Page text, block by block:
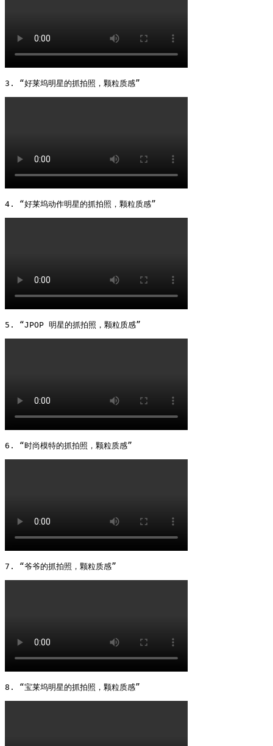
3. “好莱坞明星的抓拍照，颗粒质感”
4. “好莱坞动作明星的抓拍照，颗粒质感”
5. “JPOP 明星的抓拍照，颗粒质感”
6. “时尚模特的抓拍照，颗粒质感”
7. “爷爷的抓拍照，颗粒质感”
8. “宝莱坞明星的抓拍照，颗粒质感”